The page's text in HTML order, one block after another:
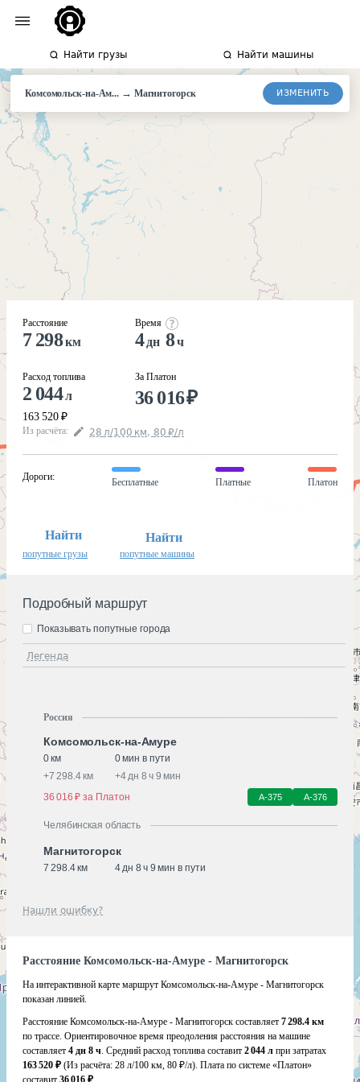
Найти грузы Найти машины
Комсомольск-на-Ам... → Магнитогорск ИЗМЕНИТЬ
Расстояние
7 298км
Расход топлива
2 044л
163 520 ₽
Время
4 дн 8ч
За Платон
36 016₽
Из расчёта: 28 л/100 км, 80 ₽/л
Дороги:
Бесплатные Платные Платон
Найти
попутные грузы
Найти
попутные машины
Подробный маршрут
Легенда
Показывать попутные города
Россия
Комсомольск-на-Амуре
0 км
0 мин в пути
+7 298.4 км +4 дн 8 ч 9 мин
36 016 ₽ за Платон
А-375 А-376
Челябинская область
Магнитогорск
7 298.4 км 4 дн 8 ч 9 мин в пути
Нашли ошибку?
Расстояние Комсомольск-на-Амуре - Магнитогорск
На интерактивной карте маршрут Комсомольск-на-Амуре - Магнитогорск
показан линией.
Расстояние Комсомольск-на-Амуре - Магнитогорск составляет 7 298.4 км
по трассе. Ориентировочное время преодоления расстояния на машине
составляет 4 дн 8 ч. Средний расход топлива составит 2 044 л при затратах
163 520 ₽ (Из расчёта: 28 л/100 км, 80 ₽/л). Плата по системе «Платон»
составит 36 016 ₽